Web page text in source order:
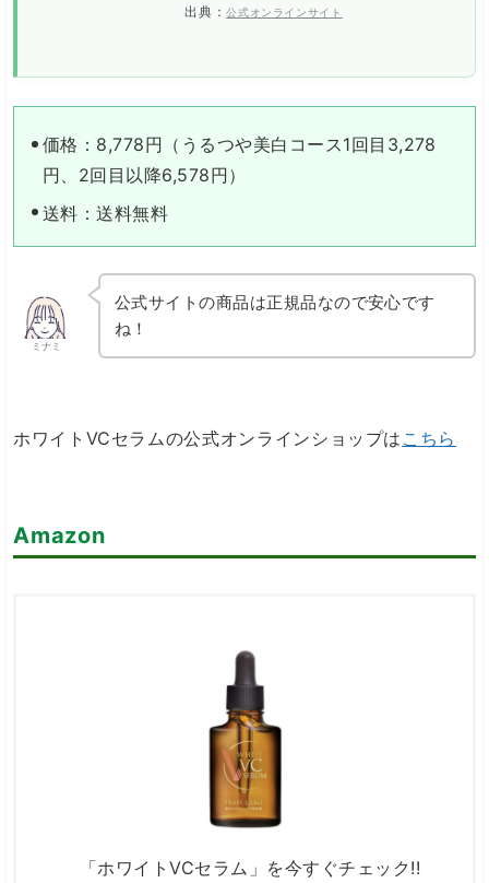
出典：公式オンラインサイト
価格：8,778円（うるつや美白コース1回目3,278
円、2回目以降6,578円）
送料：送料無料
ミナミ
公式サイトの商品は正規品なので安心です
ね！
ホワイトVCセラムの公式オンラインショップは こちら
Amazon
「ホワイトVCセラム」を今すぐチェック!!